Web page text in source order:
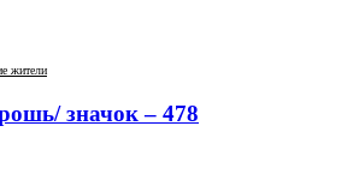
жители
значок – 478